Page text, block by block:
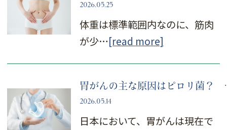
2026.05.25
体重は標準範囲内なのに、筋肉
が少…[read more]
胃がんの
2026.05.14
日本において、胃がんは現在で